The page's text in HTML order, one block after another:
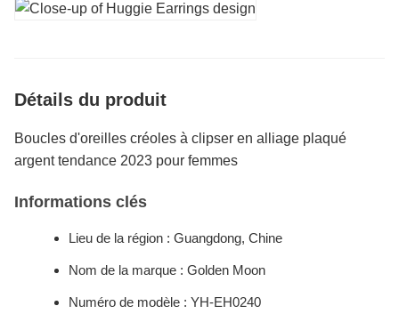
Détails du produit
Boucles d'oreilles créoles à clipser en alliage plaqué
argent tendance 2023 pour femmes
Informations clés
Lieu de la région : Guangdong, Chine
Nom de la marque : Golden Moon
Numéro de modèle : YH-EH0240